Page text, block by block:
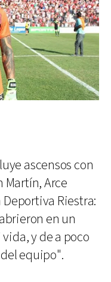
ascensos con
Martín, Arce
Riestra:
en un
y de a poco
equipo".